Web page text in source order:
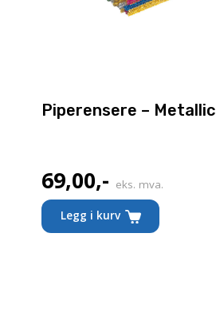
Piperensere – Metallic
69,00,- eks. mva.
Legg i kurv